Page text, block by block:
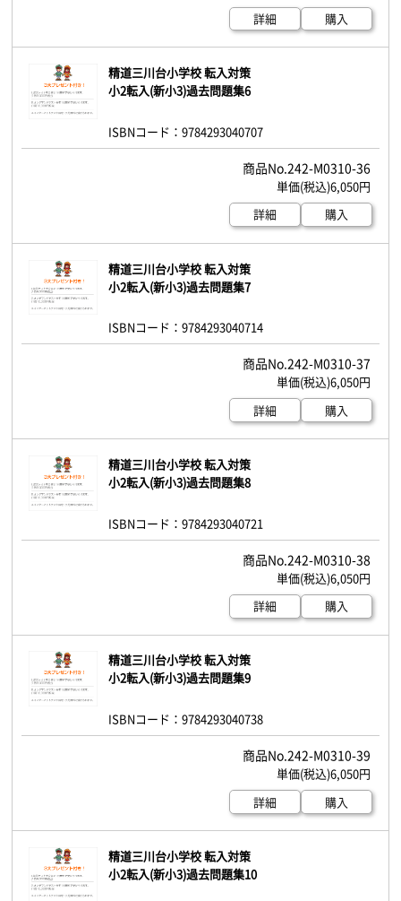
詳細
購入
精道三川台小学校 転入対策
小2転入(新小3)過去問題集6
ISBNコード：9784293040707
242-M0310-36
6,050円
詳細
購入
精道三川台小学校 転入対策
小2転入(新小3)過去問題集7
ISBNコード：9784293040714
242-M0310-37
6,050円
詳細
購入
精道三川台小学校 転入対策
小2転入(新小3)過去問題集8
ISBNコード：9784293040721
242-M0310-38
6,050円
詳細
購入
精道三川台小学校 転入対策
小2転入(新小3)過去問題集9
ISBNコード：9784293040738
242-M0310-39
6,050円
詳細
購入
精道三川台小学校 転入対策
小2転入(新小3)過去問題集10